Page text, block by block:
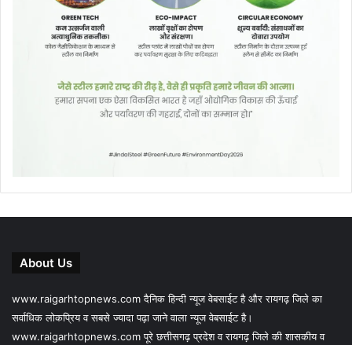
About Us
www.raigarhtopnews.com दैनिक हिन्दी न्यूज वेबसाईट है और रायगढ़ जिले का
सर्वाधिक लोकप्रिय व सबसे ज्यादा पढ़ा जाने वाला न्यूज वेबसाईट है।
www.raigarhtopnews.com पूरे छत्तीसगढ़ प्रदेश व रायगढ़ जिले की शासकीय व